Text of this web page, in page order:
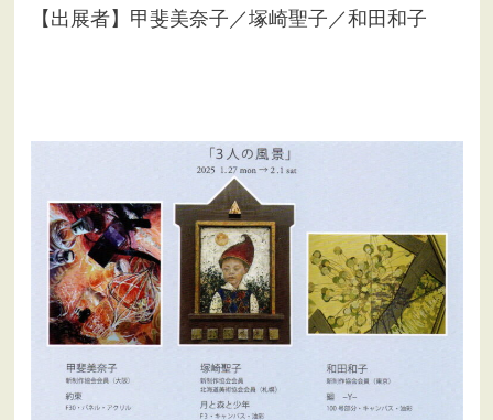
【出展者】甲斐美奈子／塚崎聖子／和田和子